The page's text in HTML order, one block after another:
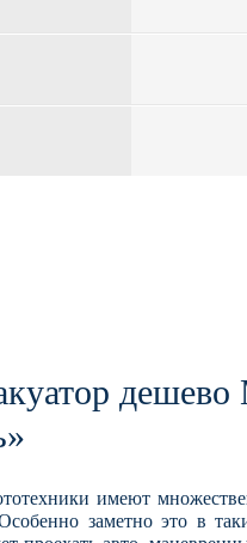
дешево
имеют
заметно это в